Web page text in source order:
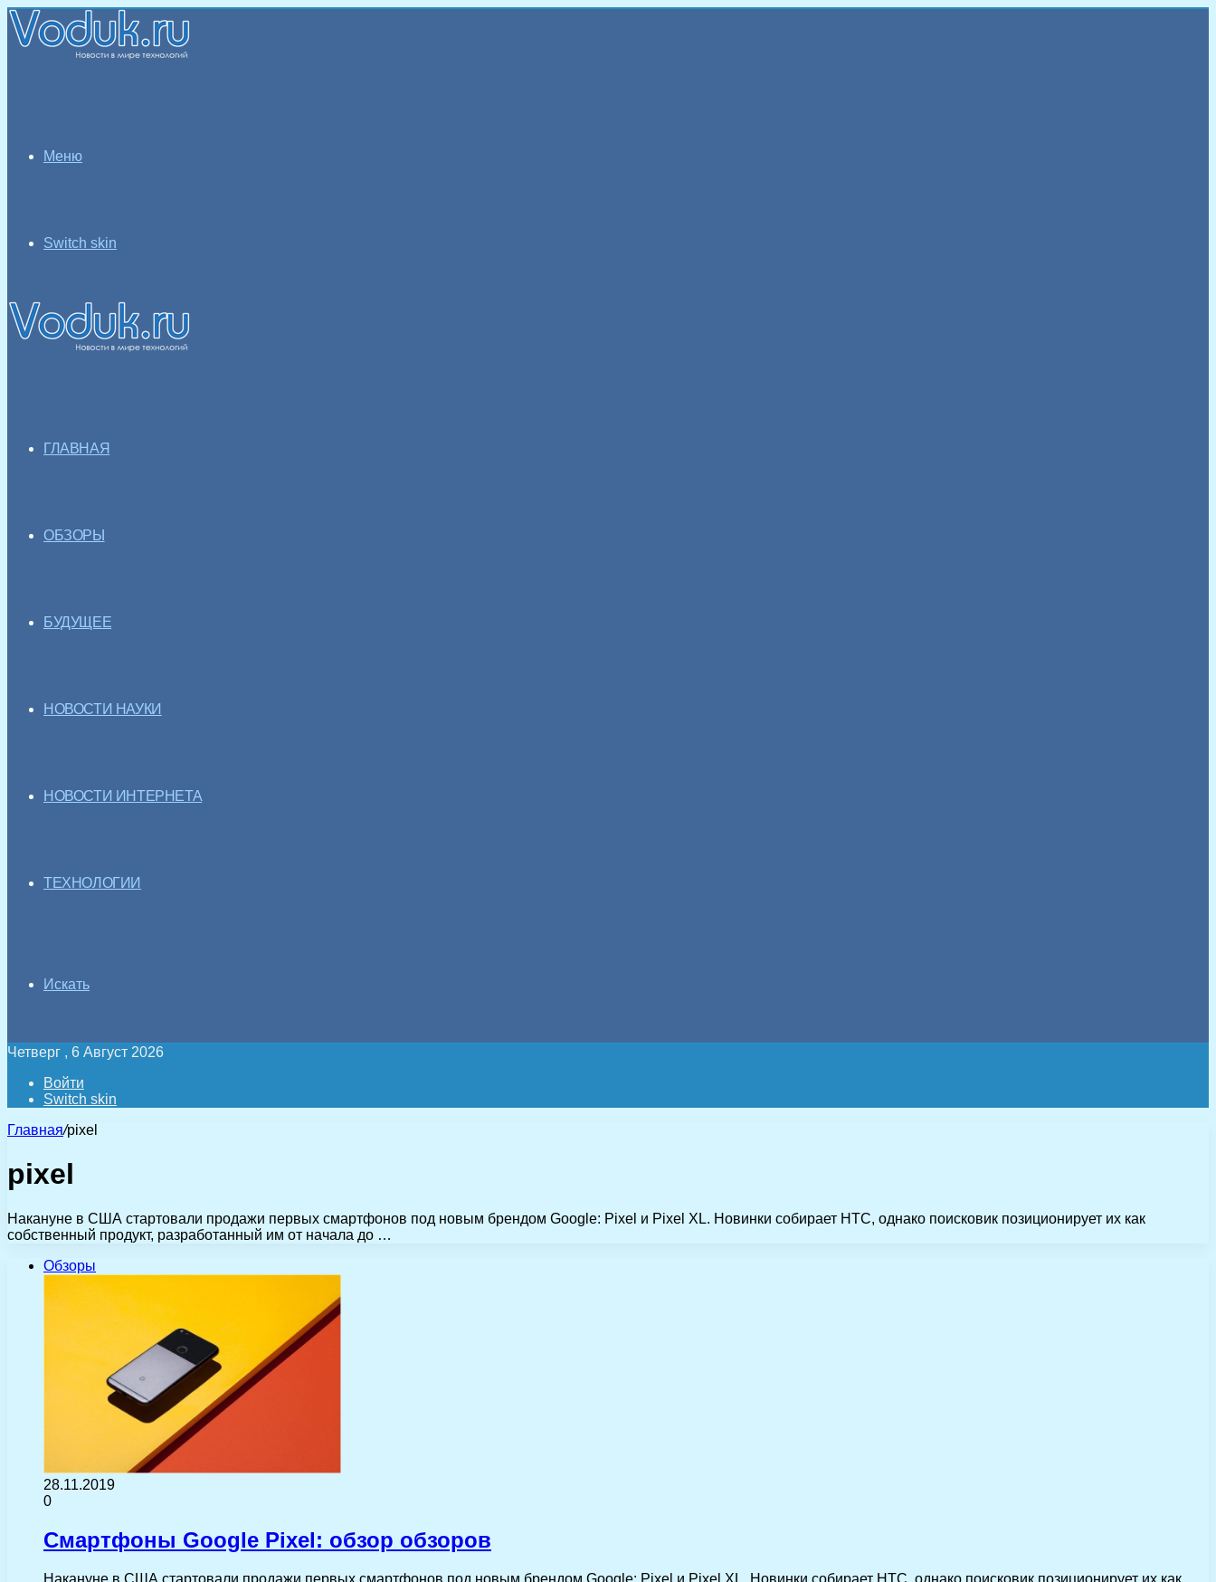
Меню
Switch skin
ГЛАВНАЯ
ОБЗОРЫ
БУДУЩЕЕ
НОВОСТИ НАУКИ
НОВОСТИ ИНТЕРНЕТА
ТЕХНОЛОГИИ
Искать
Четверг , 6 Август 2026
Войти
Switch skin
Главная/pixel
pixel
Накануне в США стартовали продажи первых смартфонов под новым брендом Google: Pixel и Pixel XL. Новинки собирает HTC, однако поисковик позиционирует их как
собственный продукт, разработанный им от начала до …
Обзоры
28.11.2019
0
Смартфоны Google Pixel: обзор обзоров
Накануне в США стартовали продажи первых смартфонов под новым брендом Google: Pixel и Pixel XL. Новинки собирает HTC, однако поисковик позиционирует их как